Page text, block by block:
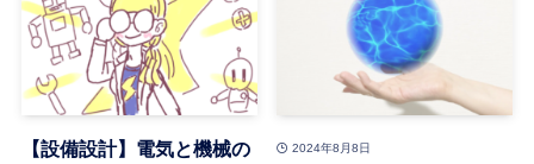
【設備設計】電気と機械の
2024年8月8日